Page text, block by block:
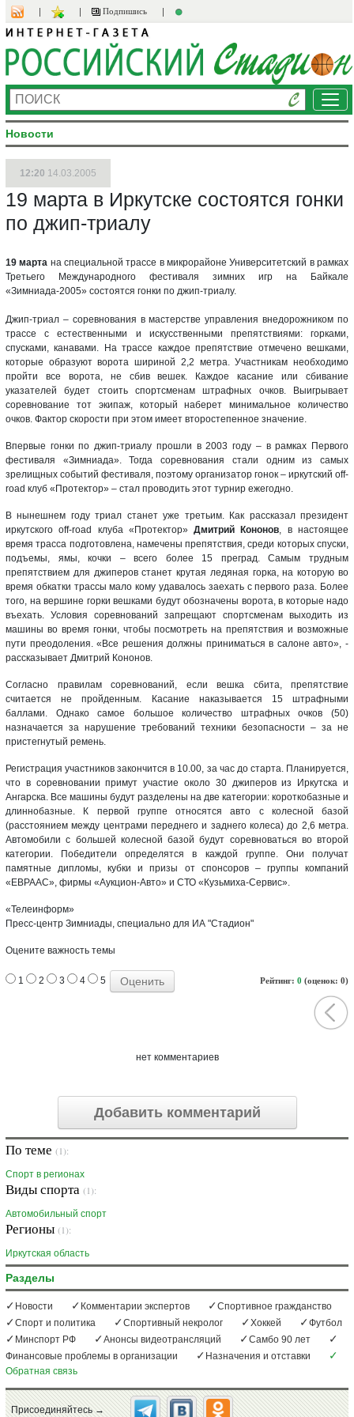
Подпишись
Новости
12:20 14.03.2005
19 марта в Иркутске состоятся гонки
по джип-триалу
19 марта на специальной трассе в микрорайоне Университетский в рамках
Третьего Международного фестиваля зимних игр на Байкале
«Зимниада-2005» состоятся гонки по джип-триалу.
Джип-триал – соревнования в мастерстве управления внедорожником по
трассе с естественными и искусственными препятствиями: горками,
спусками, канавами. На трассе каждое препятствие отмечено вешками,
которые образуют ворота шириной 2,2 метра. Участникам необходимо
пройти все ворота, не сбив вешек. Каждое касание или сбивание
указателей будет стоить спортсменам штрафных очков. Выигрывает
соревнование тот экипаж, который наберет минимальное количество
очков. Фактор скорости при этом имеет второстепенное значение.
Впервые гонки по джип-триалу прошли в 2003 году – в рамках Первого
фестиваля «Зимниада». Тогда соревнования стали одним из самых
зрелищных событий фестиваля, поэтому организатор гонок – иркутский off-
road клуб «Протектор» – стал проводить этот турнир ежегодно.
В нынешнем году триал станет уже третьим. Как рассказал президент
иркутского off-road клуба «Протектор»Дмитрий Кононов, в настоящее
время трасса подготовлена, намечены препятствия, среди которых спуски,
подъемы, ямы, кочки – всего более 15 преград. Самым трудным
препятствием для джиперов станет крутая ледяная горка, на которую во
время обкатки трассы мало кому удавалось заехать с первого раза. Более
того, на вершине горки вешками будут обозначены ворота, в которые надо
въехать. Условия соревнований запрещают спортсменам выходить из
машины во время гонки, чтобы посмотреть на препятствия и возможные
пути преодоления. «Все решения должны приниматься в салоне авто», -
рассказывает Дмитрий Кононов.
Согласно правилам соревнований, если вешка сбита, препятствие
считается не пройденным. Касание наказывается 15 штрафными
баллами. Однако самое большое количество штрафных очков (50)
назначается за нарушение требований техники безопасности – за не
пристегнутый ремень.
Регистрация участников закончится в 10.00, за час до старта. Планируется,
что в соревновании примут участие около 30 джиперов из Иркутска и
Ангарска. Все машины будут разделены на две категории: короткобазные и
длиннобазные. К первой группе относятся авто с колесной базой
(расстоянием между центрами переднего и заднего колеса) до 2,6 метра.
Автомобили с большей колесной базой будут соревноваться во второй
категории. Победители определятся в каждой группе. Они получат
памятные дипломы, кубки и призы от спонсоров – группы компаний
«ЕВРААС», фирмы «Аукцион-Авто» и СТО «Кузьмиха-Сервис».
«Телеинформ»
Пресс-центр Зимниады, специально для ИА "Стадион"
Оцените важность темы
Рейтинг: 0 (оценок: 0)
1 2 3 4 5
нет комментариев
Добавить комментарий
По теме (1):
Спорт в регионах
Виды спорта (1):
Автомобильный спорт
Регионы (1):
Иркутская область
Разделы
Новости Комментарии экспертов
Спортивное гражданство
Спорт и политика
Спортивный некролог Хоккей
Футбол
Минспорт РФ
Анонсы видеотрансляций
Самбо 90 лет
Финансовые проблемы в организации
Назначения и отставки
Обратная связь
Присоединяйтесь →